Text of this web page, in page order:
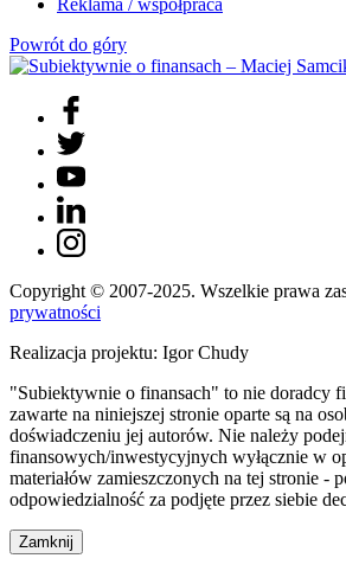
Powrót do góry
Copyright © 2007-2025. Wszelkie prawa
prywatności
Realizacja projektu: Igor Chudy
"Subiektywnie o finansach" to nie doradcy
zawarte na niniejszej stronie oparte są na
doświadczeniu jej autorów. Nie należy
finansowych/inwestycyjnych wyłącznie w
materiałów zamieszczonych na tej stronie -
odpowiedzialność za podjęte przez siebie
Zamknij